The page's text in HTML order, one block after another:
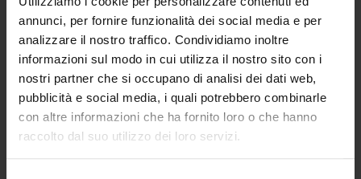
annunci, per fornire funzionalità dei social media e per
analizzare il nostro traffico. Condividiamo inoltre
informazioni sul modo in cui utilizza il nostro sito con i
nostri partner che si occupano di analisi dei dati web,
pubblicità e social media, i quali potrebbero combinarle
con altre informazioni che ha fornito loro o che hanno
raccolto dal suo utilizzo dei loro servizi.